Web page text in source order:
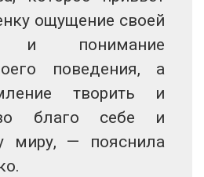
ощущение своей
и понимание
поведения, а
творить и
благо себе и
миру, — пояснила